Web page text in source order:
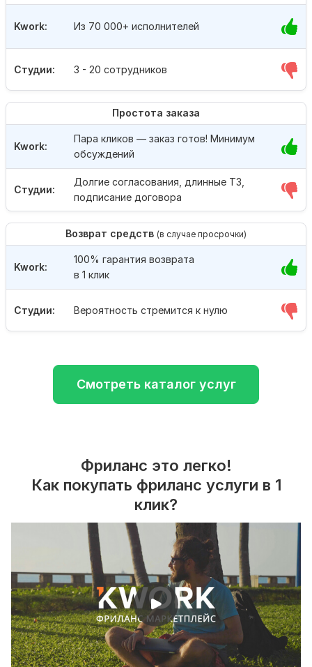
Студии: 3 - 20 сотрудников
Kwork: Из 70 000+ исполнителей
Простота заказа
Студии:
Долгие согласования, длинные ТЗ,
подписание договора
Kwork:
Пара кликов — заказ готов! Минимум
обсуждений
Возврат средств (в случае просрочки)
Студии: Вероятность стремится к нулю
Kwork:
100% гарантия возврата
в 1 клик
Смотреть каталог услуг
Фриланс это легко!
Как покупать фриланс услуги в 1
клик?